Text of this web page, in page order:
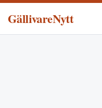
GällivareNytt